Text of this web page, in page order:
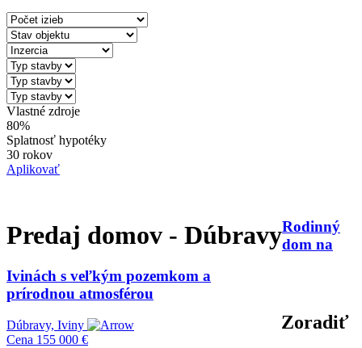
Vlastné zdroje
80%
Splatnosť hypotéky
30 rokov
Aplikovať
Predaj domov - Dúbravy
Zoradiť
Rodinný
dom na
Ivinách s veľkým pozemkom a
prírodnou atmosférou
Dúbravy, Iviny
Cena 155 000 €